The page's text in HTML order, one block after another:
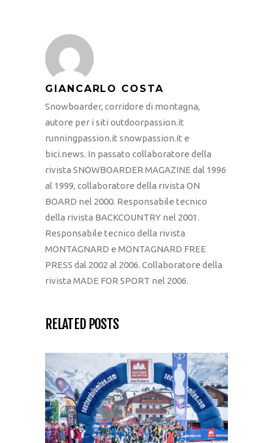
GIANCARLO COSTA
Snowboarder, corridore di montagna,
autore per i siti outdoorpassion.it
runningpassion.it snowpassion.it e
bici.news. In passato collaboratore della
rivista SNOWBOARDER MAGAZINE dal 1996
al 1999, collaboratore della rivista ON
BOARD nel 2000. Responsabile tecnico
della rivista BACKCOUNTRY nel 2001.
Responsabile tecnico della rivista
MONTAGNARD e MONTAGNARD FREE
PRESS dal 2002 al 2006. Collaboratore della
rivista MADE FOR SPORT nel 2006.
RELATED POSTS